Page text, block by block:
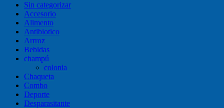
Sin categorizar
Accesorio
Alimento
Antibiotico
Arrroz
Bebidas
champú
colonia
Chaqueta
Combo
Deporte
Desparasitante